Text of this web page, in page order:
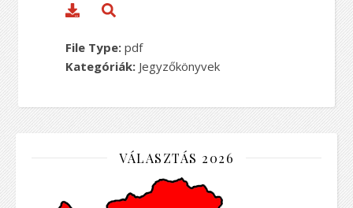
File Type: pdf
Kategóriák: Jegyzőkönyvek
VÁLASZTÁS 2026